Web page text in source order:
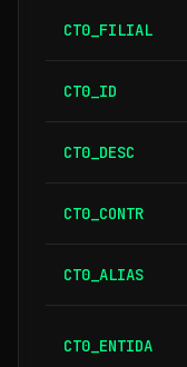
CT0_FILIAL
CT0_ID
CT0_DESC
CT0_CONTR
CT0_ALIAS
CT0_ENTIDA